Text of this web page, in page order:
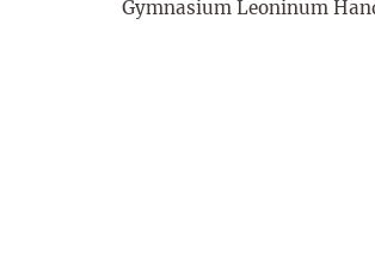
Gymnasium Leoninum